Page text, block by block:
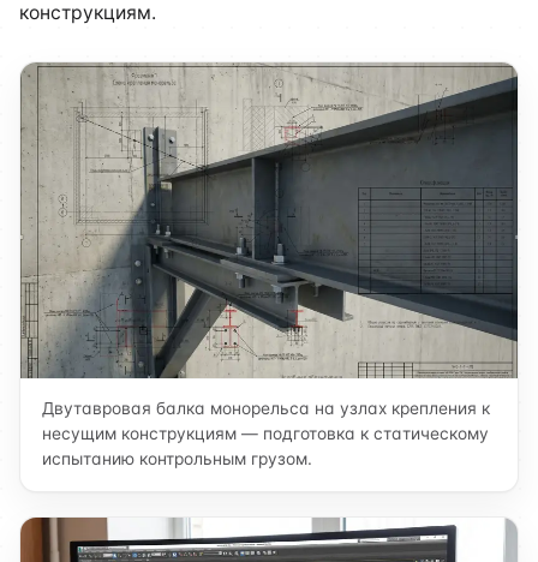
конструкциям.
Двутавровая балка монорельса на узлах крепления к
несущим конструкциям — подготовка к статическому
испытанию контрольным грузом.